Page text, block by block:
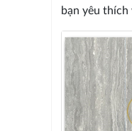
bạn yêu thích